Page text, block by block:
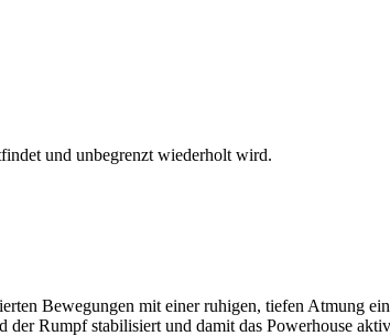
und unbegrenzt wiederholt wird.
Bewegungen mit einer ruhigen, tiefen Atmung
Rumpf stabilisiert und damit das Powerhouse